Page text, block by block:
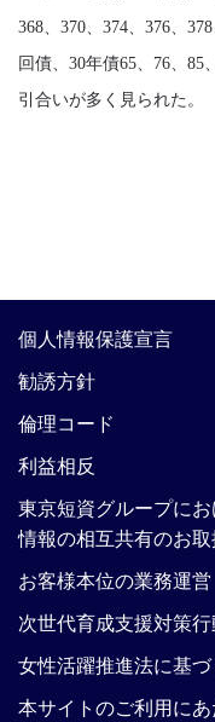
368、370、374、376、
回債、30年債65、76、85
引合いが多く見られた。
個人情報保護宣言
勧誘方針
倫理コード
利益相反
東京短資グループにお
情報の相互共有のお取
お客様本位の業務運営
次世代育成支援対策
女性活躍推進法に基
本サイトのご利用にあ